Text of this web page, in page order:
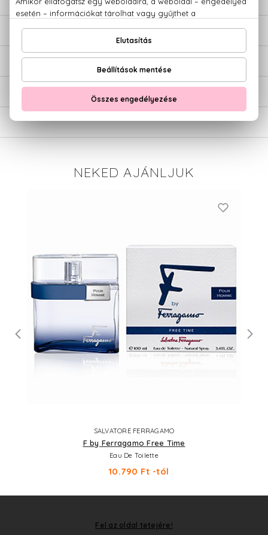
LEÍRÁS
ÉRTÉKELÉSEK (0)
SZÁLLÍTÁS
NEKED AJÁNLJUK
SALVATORE FERRAGAMO
F by Ferragamo Free Time
Eau De Toilette
10.790 Ft -tól
Fel az oldal tetejére!